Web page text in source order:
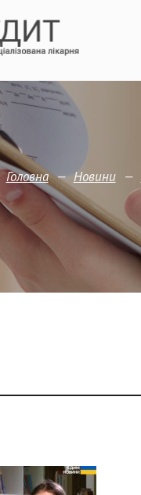
Головна — Новини —